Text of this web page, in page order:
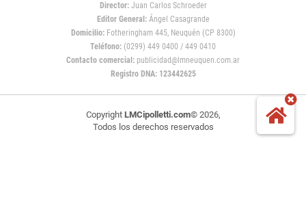
Director: Juan Carlos Schroeder
Editor General:Ángel Casagrande
Domicilio:Fotheringham 445, Neuquén (CP 8300)
Teléfono: (0299) 449 0400 / 449 0410
Contacto comercial: publicidad@lmneuquen.com.ar
Registro DNA: 123442625
Copyright LMCipolletti.com© 2026,
Todos los derechos reservados